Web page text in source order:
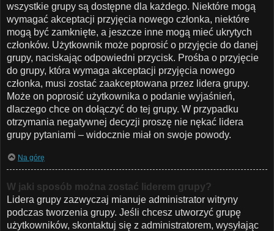
wszystkie grupy są dostępne dla każdego. Niektóre mogą
wymagać akceptacji przyjęcia nowego członka, niektóre
mogą być zamknięte, a jeszcze inne mogą mieć ukrytych
członków. Użytkownik może poprosić o przyjęcie do danej
grupy, naciskając odpowiedni przycisk. Prośba o przyjęcie
do grupy, która wymaga akceptacji przyjęcia nowego
członka, musi zostać zaakceptowana przez lidera grupy.
Może on poprosić użytkownika o podanie wyjaśnień,
dlaczego chce on dołączyć do tej grupy. W przypadku
otrzymania negatywnej decyzji proszę nie nękać lidera
grupy pytaniami – widocznie miał on swoje powody.
Na górę
W jaki sposób można zostać liderem grupy?
Lidera grupy zazwyczaj mianuje administrator witryny
podczas tworzenia grupy. Jeśli chcesz utworzyć grupę
użytkowników, skontaktuj się z administratorem, wysyłając